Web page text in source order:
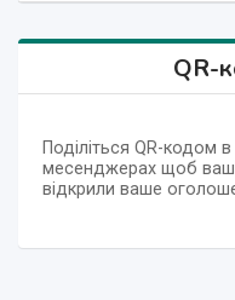
QR-
Поділіться QR-кодом
месенджерах щоб ваші
відкрили ваше